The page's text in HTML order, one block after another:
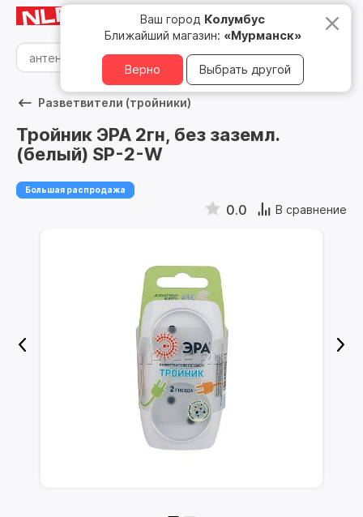
Мурманск
Ваш город Колумбус
Ближайший магазин: «Мурманск»
Верно Выбрать другой
8 800 500 05 15
Разветвители (тройники)
Тройник ЭРА 2гн, без заземл.
(белый) SP-2-W
Большая распродажа
0.0 В сравнение